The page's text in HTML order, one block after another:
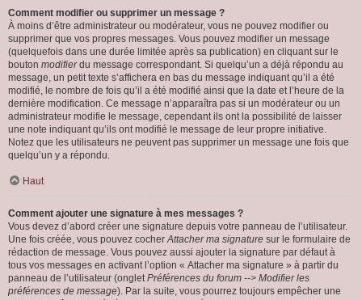
Comment modifier ou supprimer un message ?
À moins d’être administrateur ou modérateur, vous ne pouvez modifier ou
supprimer que vos propres messages. Vous pouvez modifier un message
(quelquefois dans une durée limitée après sa publication) en cliquant sur le
bouton modifierdu message correspondant. Si quelqu’un a déjà répondu au
message, un petit texte s’affichera en bas du message indiquant qu’il a été
modifié, le nombre de fois qu’il a été modifié ainsi que la date et l’heure de la
dernière modification. Ce message n’apparaîtra pas si un modérateur ou un
administrateur modifie le message, cependant ils ont la possibilité de laisser
une note indiquant qu’ils ont modifié le message de leur propre initiative.
Notez que les utilisateurs ne peuvent pas supprimer un message une fois que
quelqu’un y a répondu.
Haut
Comment ajouter une signature à mes messages ?
Vous devez d’abord créer une signature depuis votre panneau de l’utilisateur.
Une fois créée, vous pouvez cocherAttacher ma signature sur le formulaire de
rédaction de message. Vous pouvez aussi ajouter la signature par défaut à
tous vos messages en activant l’option « Attacher ma signature » à partir du
panneau de l’utilisateur (ongletPréférences du forum --> Modifier les
préférences de message). Par la suite, vous pourrez toujours empêcher une